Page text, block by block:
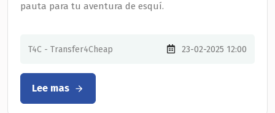
pauta para tu aventura de esquí.
T4C - Transfer4Cheap 23-02-2025 12:00
Lee mas